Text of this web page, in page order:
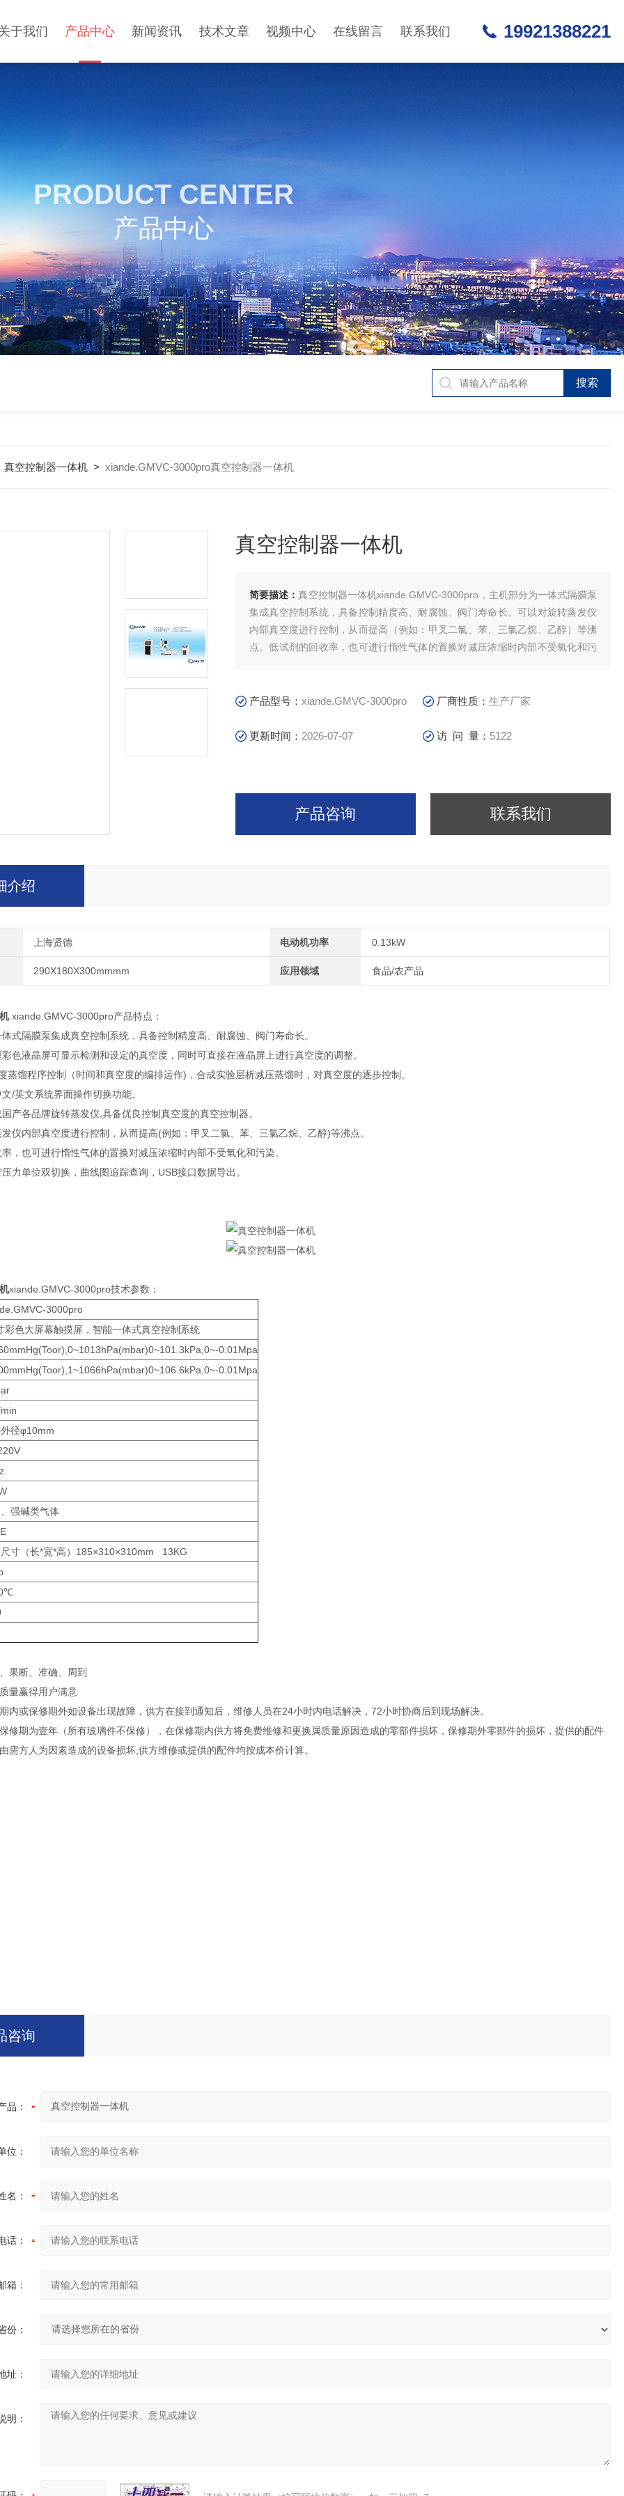
于我们 产品中心 新闻资讯 技术文章 视频中心 在线留言 联系我们 19921388221
PRODUCT CENTER
产品中心
真空控制器一体机> xiande.GMVC-3000pro真空控制器一体机
真空控制器一体机
简要描述：真空控制器一体机xiande.GMVC-3000pro，主机部分为一体式隔膜泵
集成真空控制系统，具备控制精度高、耐腐蚀、阀门寿命长。可以对旋转蒸发仪
内部真空度进行控制，从而提高（例如：甲叉二氯、苯、三氯乙烷、乙醇）等沸
点。低试剂的回收率，也可进行惰性气体的置换对减压浓缩时内部不受氧化和污
产品型号： xiande.GMVC-3000pro 厂商性质：生产厂家
更新时间： 2026-07-07 访 问 量： 5122
产品咨询 联系我们
介绍
上海贤德 电动机功率 0.13kW
290X180X300mmmm 应用领域 食品/农产品
xiande.GMVC-3000pro产品特点：
式隔膜泵集成真空控制系统，具备控制精度高、耐腐蚀、阀门寿命长。
色液晶屏可显示检测和设定的真空度，同时可直接在液晶屏上进行真空度的调整。
馏程序控制（时间和真空度的编排运作)，合成实验层析减压蒸馏时，对真空度的逐步控制。
/英文系统界面操作切换功能。
产各品牌旋转蒸发仪,具备优良控制真空度的真空控制器。
仪内部真空度进行控制，从而提高(例如：甲叉二氯、苯、三氯乙烷、乙醇)等沸点。
，也可进行惰性气体的置换对减压浓缩时内部不受氧化和污染。
力单位双切换，曲线图追踪查询，USB接口数据导出。
xiande.GMVC-3000pro技术参数：
3000pro
彩色大屏幕触摸屏，智能一体式真空控制系统
0.01Mpa
0.01Mpa
径φ10mm
强碱类气体
寸（长*宽*高）185×310×310mm 13KG
果断、准确、周到
量赢得用户满意
内或保修期外如设备出现故障，供方在接到通知后，维修人员在24小时内电话解决，72小时协商后到现场解决。
修期为壹年（所有玻璃件不保修），在保修期内供方将免费维修和更换属质量原因造成的零部件损坏，保修期外零部件的损坏，提供的配件
需方人为因素造成的设备损坏,供方维修或提供的配件均按成本价计算。
咨询
品：
位：
名：
话：
箱：
份：
址：
明：